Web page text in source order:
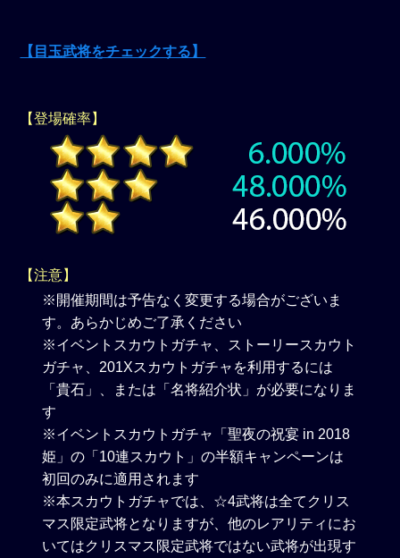
【目玉武将をチェックする】
【登場確率】
【注意】
※開催期間は予告なく変更する場合がございま
す。あらかじめご了承ください
※イベントスカウトガチャ、ストーリースカウト
ガチャ、201Xスカウトガチャを利用するには
「貴石」、または「名将紹介状」が必要になりま
す
※イベントスカウトガチャ「聖夜の祝宴 in 2018
姫」の「10連スカウト」の半額キャンペーンは
初回のみに適用されます
※本スカウトガチャでは、☆4武将は全てクリス
マス限定武将となりますが、他のレアリティにお
いてはクリスマス限定武将ではない武将が出現す